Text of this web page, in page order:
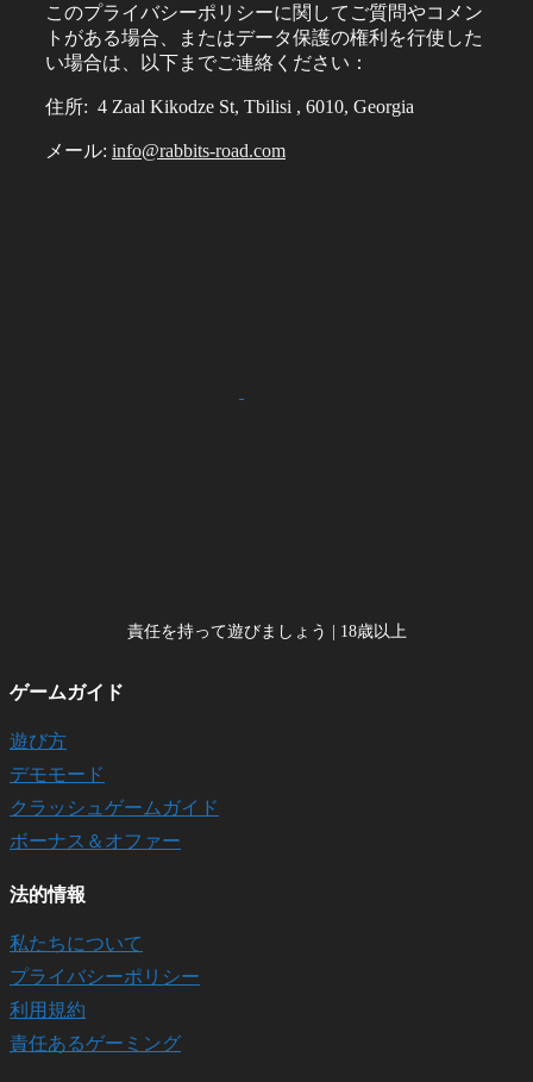
このプライバシーポリシーに関してご質問やコメン
トがある場合、またはデータ保護の権利を行使した
い場合は、以下までご連絡ください：
住所: 4 Zaal Kikodze St, Tbilisi , 6010, Georgia
メール: info@rabbits-road.com
責任を持って遊びましょう | 18歳以上
ゲームガイド
遊び方
デモモード
クラッシュゲームガイド
ボーナス＆オファー
法的情報
私たちについて
プライバシーポリシー
利用規約
責任あるゲーミング